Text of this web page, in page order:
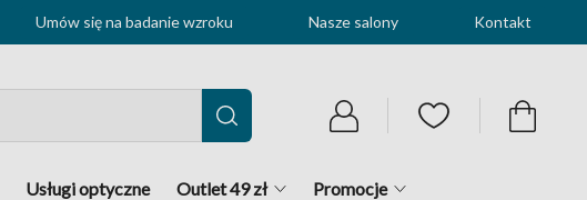
Umów się na badanie wzroku Nasze salony Kontakt
Usługi optyczne Outlet 49 zł Promocje